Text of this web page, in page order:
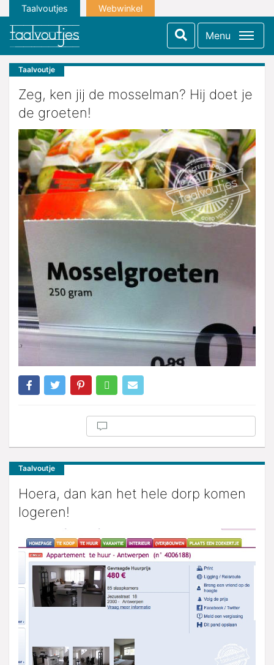
Taalvoutjes Webwinkel
Menu
Taalvoutje
Zeg, ken jij de mosselman? Hij doet je
de groeten!
Taalvoutje
Hoera, dan kan het hele dorp komen
logeren!